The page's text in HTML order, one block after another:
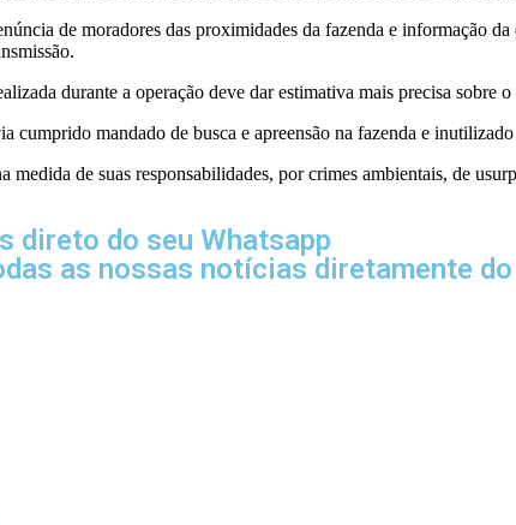
de moradores das proximidades da fazenda e informação
durante a operação deve dar estimativa mais precisa
cumprido mandado de busca e apreensão na fazenda e inutilizado
medida de suas responsabilidades, por crimes ambientais, de
direto do seu Whatsapp
as nossas notícias diretamente